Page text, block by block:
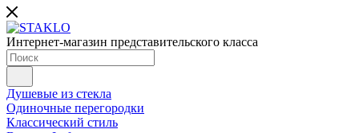
Интернет-магазин представительского класса
Душевые из стекла
Одиночные перегородки
Классический стиль